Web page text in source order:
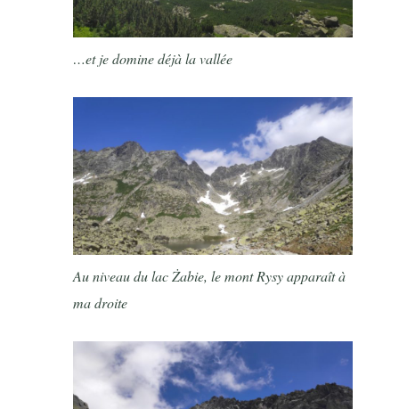
…et je domine déjà la vallée
Au niveau du lac Żabie, le mont Rysy apparaît à
ma droite